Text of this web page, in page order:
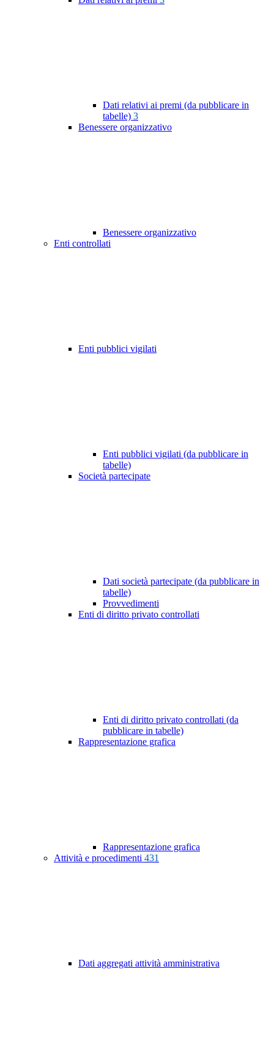
Dati relativi ai premi (da pubblicare in
tabelle) 3
Benessere organizzativo
Benessere organizzativo
Enti controllati
Enti pubblici vigilati
Enti pubblici vigilati (da pubblicare in
tabelle)
Società partecipate
Dati società partecipate (da pubblicare in
tabelle)
Provvedimenti
Enti di diritto privato controllati
Enti di diritto privato controllati (da
pubblicare in tabelle)
Rappresentazione grafica
Rappresentazione grafica
Attività e procedimenti 431
Dati aggregati attività amministrativa